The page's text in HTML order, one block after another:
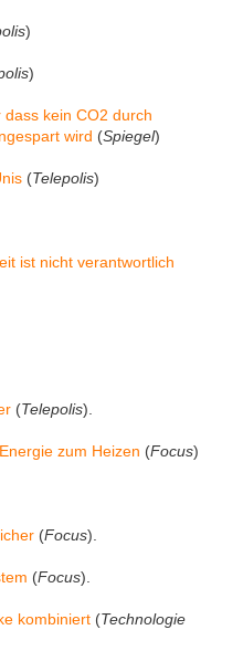
)
)
kein CO2 durch
wird (Spiegel)
(Telepolis)
ist nicht verantwortlich
(Telepolis).
zum Heizen (Focus)
(Focus).
(Focus).
kombiniert (Technologie